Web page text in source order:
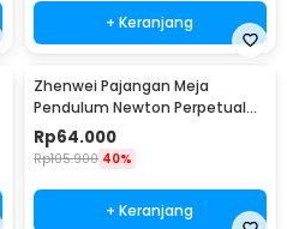
+ Keranjang
Zhenwei Pajangan Meja
Pendulum Newton Perpetual
Model Ferris Wheel - ZPW
Rp64.000
Rp105.900 40%
+ Keranjang